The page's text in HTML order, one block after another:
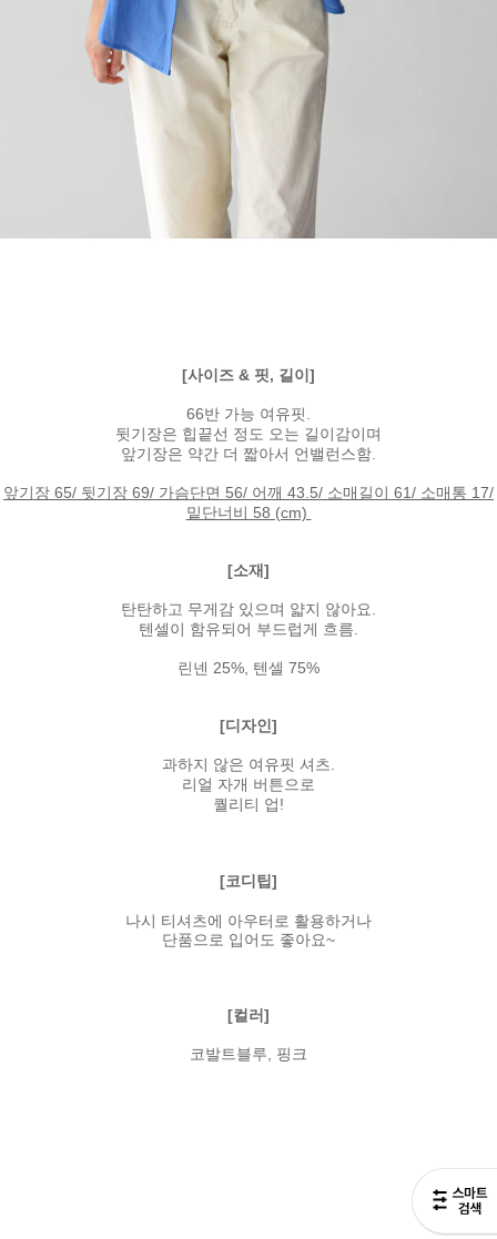
[사이즈 & 핏, 길이]
66반 가능 여유핏.
뒷기장은 힙끝선 정도 오는 길이감이며
앞기장은 약간 더 짧아서 언밸런스함.
앞기장 65/ 뒷기장 69/ 가슴단면 56/ 어깨 43.5/ 소매길이 61/ 소매통 17/
밑단너비 58 (cm)
[소재]
탄탄하고 무게감 있으며 얇지 않아요.
텐셀이 함유되어 부드럽게 흐름.
린넨 25%, 텐셀 75%
[디자인]
과하지 않은 여유핏 셔츠.
리얼 자개 버튼으로
퀄리티 업!
[코디팁]
나시 티셔츠에 아우터로 활용하거나
단품으로 입어도 좋아요~
[컬러]
코발트블루, 핑크